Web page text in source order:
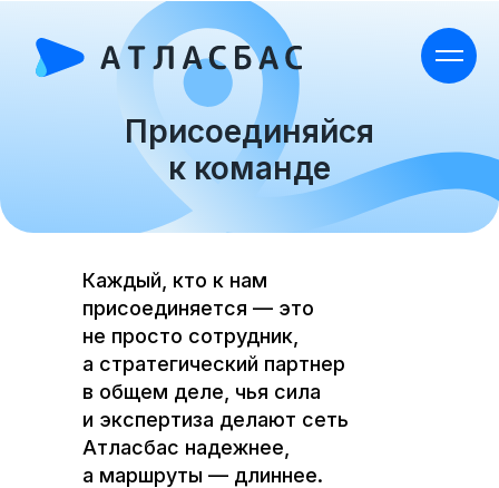
Присоединяйся
к команде
Каждый, кто к нам
присоединяется — это
не просто сотрудник,
а стратегический партнер
в общем деле, чья сила
и экспертиза делают сеть
Атласбас надежнее,
а маршруты — длиннее.